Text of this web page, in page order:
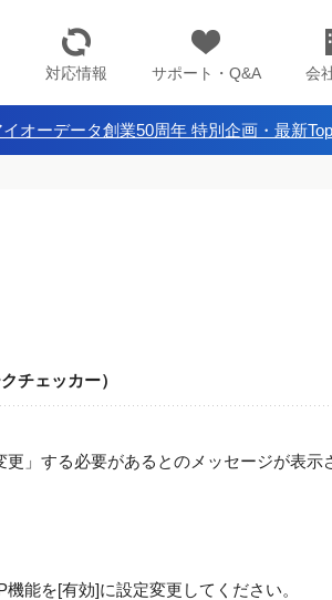
対応情報 サポート・Q&A 会
イオーデータ創業50周年 特別企画・最新
チェッカー）
更」する必要があるとのメッセージが表示
能を[有効]に設定変更してください。